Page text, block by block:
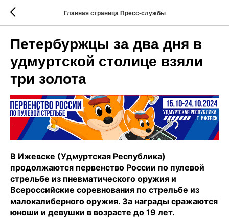
Главная страница Пресс-службы
​​​​​​​Петербуржцы за два дня в
удмуртской столице взяли
три золота
В Ижевске (Удмуртская Республика)
продолжаются первенство России по пулевой
стрельбе из пневматического оружия и
Всероссийские соревнования по стрельбе из
малокалиберного оружия. За награды сражаются
юноши и девушки в возрасте до 19 лет.